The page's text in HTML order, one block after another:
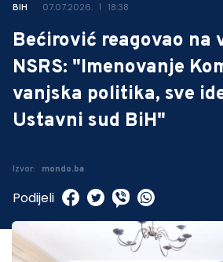
BIH 07.07.2026. 18:38
Bećirović reagovao na
NSRS: "Imenovanje
vanjska politika, sve
Ustavni sud BiH"
Izvor: mondo.ba
Podijeli